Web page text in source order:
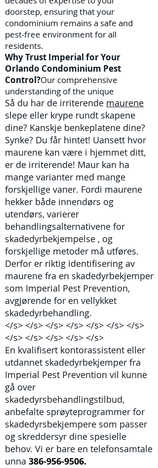
doorstep, ensuring that your
condominium remains a safe and
pest-free environment for all
residents.
Why Trust Imperial for Your
Orlando Condominium Pest
Control?Our comprehensive
understanding of the unique
Så du har de irriterende maurene
slepe eller krype rundt skapene
dine? Kanskje benkeplatene dine?
Synke? Du får hintet! Uansett hvor
maurene kan være i hjemmet ditt,
er de irriterende! Maur kan ha
mange varianter med mange
forskjellige vaner. Fordi maurene
hekker både innendørs og
utendørs, varierer
behandlingsalternativene for
skadedyrbekjempelse , og
forskjellige metoder må utføres.
Derfor er riktig identifisering av
maurene fra en skadedyrbekjemper
som Imperial Pest Prevention,
avgjørende for en vellykket
skadedyrbehandling.
</s> </s> </s> </s> </s> </s> </s>
</s> </s> </s> </s> </s>
En kvalifisert kontorassistent eller
utdannet skadedyrbekjemper fra
Imperial Pest Prevention vil kunne
gå over
skadedyrsbehandlingstilbud,
anbefalte sprøyteprogrammer for
skadedyrsbekjempere som passer
og skreddersyr dine spesielle
behov. Vi er bare en telefonsamtale
unna 386-956-9506.